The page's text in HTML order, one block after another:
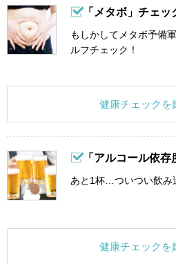
「メタボ」チェッ
もしかしてメタボ予備
ルフチェック！
健康チェックを
「アルコール依存
あと1杯…ついつい飲み
健康チェックを